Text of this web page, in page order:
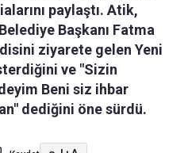
paylaştı. Atik,
Başkanı Fatma
ziyarete gelen Yeni
ve "Sizin
Beni siz ihbar
dediğini öne sürdü.